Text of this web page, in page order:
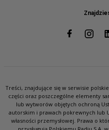
Treści, znajdujące się w serwisie
części oraz poszczególne elementy
lub wytworów objętych ochroną
autorskim i prawach pokrewnych lub
własności przemysłowej. Prawa o